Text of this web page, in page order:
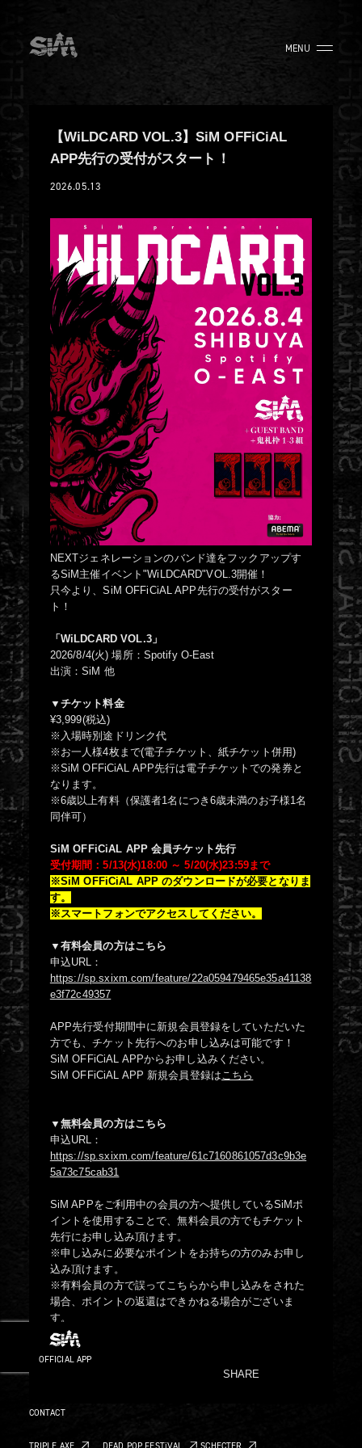
MENU
【WiLDCARD VOL.3】SiM OFFiCiAL
APP先行の受付がスタート！
2026.05.13
NEXTジェネレーションのバンド達をフックアップす
るSiM主催イベント"WiLDCARD"VOL.3開催！
只今より、SiM OFFiCiAL APP先行の受付がスター
ト！
「WiLDCARD VOL.3」
2026/8/4(火) 場所：Spotify O-East
出演：SiM 他
▼チケット料金
¥3,999(税込)
※入場時別途ドリンク代
※お一人様4枚まで(電子チケット、紙チケット併用)
※SiM OFFiCiAL APP先行は電子チケットでの発券と
なります。
※6歳以上有料（保護者1名につき6歳未満のお⼦様1名
同伴可）
SiM OFFiCiAL APP 会員チケット先行
受付期間：5/13(水)18:00 ～ 5/20(水)23:59まで
※SiM OFFiCiAL APP のダウンロードが必要となりま
す。
※スマートフォンでアクセスしてください。
▼有料会員の方はこちら
申込URL：
https://sp.sxixm.com/feature/22a059479465e35a41138
e3f72c49357
APP先行受付期間中に新規会員登録をしていただいた
方でも、チケット先行へのお申し込みは可能です！
SiM OFFiCiAL APPからお申し込みください。
SiM OFFiCiAL APP 新規会員登録はこちら
▼無料会員の方はこちら
申込URL：
https://sp.sxixm.com/feature/61c7160861057d3c9b3e
5a73c75cab31
SiM APPをご利用中の会員の方へ提供しているSiMポ
イントを使用することで、無料会員の方でもチケット
先行にお申し込み頂けます。
※申し込みに必要なポイントをお持ちの方のみお申し
込み頂けます。
※有料会員の方で誤ってこちらから申し込みをされた
場合、ポイントの返還はできかねる場合がございま
す。
SHARE
OFFICIAL APP
CONTACT
TRIPLE AXE DEAD POP FESTiVAL SCHECTER